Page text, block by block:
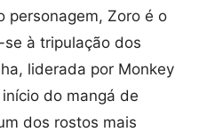
personagem, Zoro é o
à tripulação dos
liderada por Monkey
do mangá de
dos rostos mais